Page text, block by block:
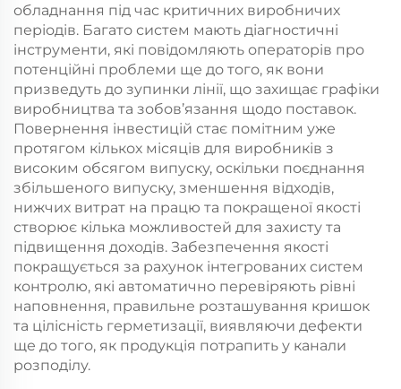
обладнання під час критичних виробничих
періодів. Багато систем мають діагностичні
інструменти, які повідомляють операторів про
потенційні проблеми ще до того, як вони
призведуть до зупинки лінії, що захищає графіки
виробництва та зобов’язання щодо поставок.
Повернення інвестицій стає помітним уже
протягом кількох місяців для виробників з
високим обсягом випуску, оскільки поєднання
збільшеного випуску, зменшення відходів,
нижчих витрат на працю та покращеної якості
створює кілька можливостей для захисту та
підвищення доходів. Забезпечення якості
покращується за рахунок інтегрованих систем
контролю, які автоматично перевіряють рівні
наповнення, правильне розташування кришок
та цілісність герметизації, виявляючи дефекти
ще до того, як продукція потрапить у канали
розподілу.